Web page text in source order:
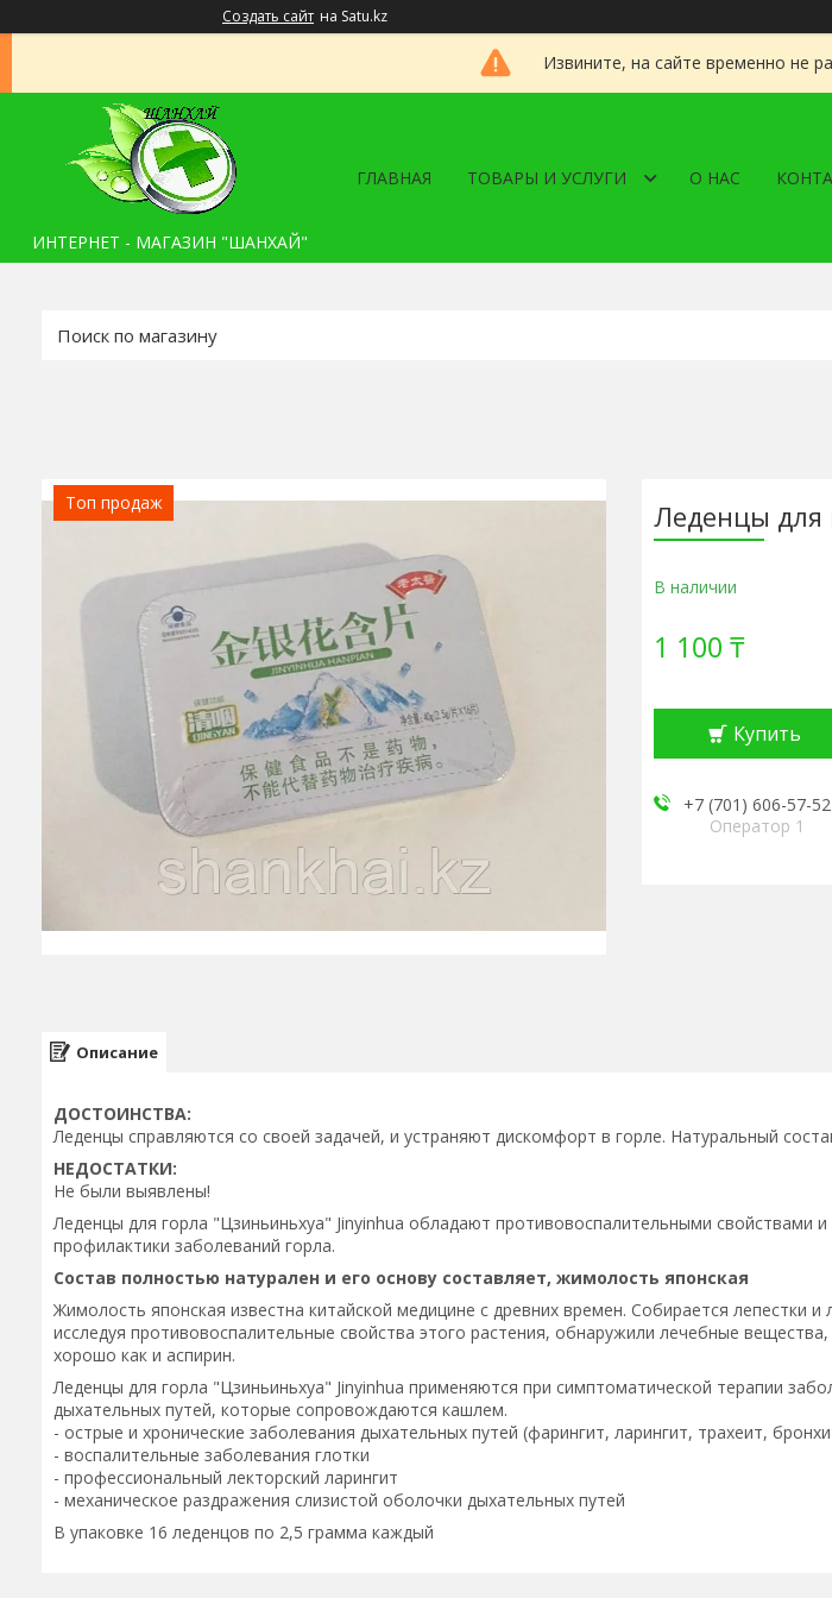
Создать сайт на Satu.kz
Извините, на сайте временно не
ИНТЕРНЕТ - МАГАЗИН "ШАНХАЙ"
ГЛАВНАЯ ТОВАРЫ И УСЛУГИ О НАС
Топ продаж Леденцы для
В наличии
1 100 ₸
Купить
+7 (701) 606-57-52
Оператор 1
Описание
ДОСТОИНСТВА:
Леденцы справляются со своей задачей, и устраняют дискомфорт в горле. Натуральный
НЕДОСТАТКИ:
Не были выявлены!
Леденцы для горла "Цзиньиньхуа" Jinyinhua обладают противовоспалительными свойствами и
профилактики заболеваний горла.
Состав полностью натурален и его основу составляет, жимолость японская
Жимолость японская известна китайской медицине с древних времен. Собирается лепестки
исследуя противовоспалительные свойства этого растения, обнаружили лечебные
хорошо как и аспирин.
Леденцы для горла "Цзиньиньхуа" Jinyinhua применяются при симптоматической терапии
дыхательных путей, которые сопровождаются кашлем.
- острые и хронические заболевания дыхательных путей (фарингит, ларингит, трахеит,
- воспалительные заболевания глотки
- профессиональный лекторский ларингит
- механическое раздражения слизистой оболочки дыхательных путей
В упаковке 16 леденцов по 2,5 грамма каждый